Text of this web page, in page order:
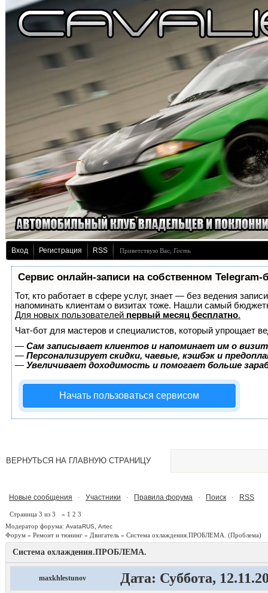
Вход Регистрация RSS Приветствую Вас Гость
Сервис онлайн-записи на собственном Telegram-
Тот, кто работает в сфере услуг, знает — без ведения
напоминать клиентам о визитах тоже. Нашли самый
Для новых пользователей первый месяц бесплатно.
Чат-бот для мастеров и специалистов, который упрощает
— Сам записывает клиентов и напоминает им о
— Персонализирует скидки, чаевые, кэшбэк и
— Увеличивает доходимость и помогает больше
Начать пользоваться сервисом
ВЕРНУТЬСЯ НА ГЛАВНУЮ СТРАНИЦУ
Новые сообщения · Участники · Правила форума · Поиск · RSS
Страница 3 из 3 « 1 2 3
Модератор форума: AvataRUS Artec
Форум » Ремонт и тюнинг » Двигатель » Система охлаждения.ПРОБЛЕМА. (Проблема)
Система охлаждения.ПРОБЛЕМА.
maxkhlestunov Дата: Суббота,